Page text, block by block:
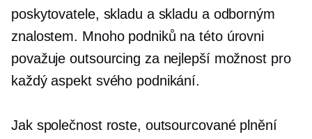
poskytovatele, skladu a skladu a odborným
znalostem. Mnoho podniků na této úrovni
považuje outsourcing za nejlepší možnost pro
každý aspekt svého podnikání.
Jak společnost roste, outsourcované plnění